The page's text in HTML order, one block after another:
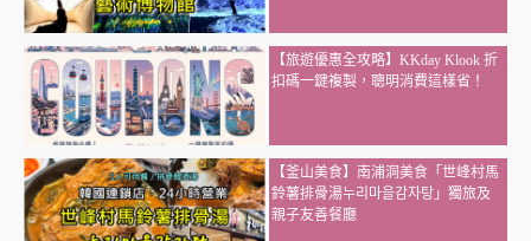
【旅遊優惠全攻略】KKday Klook 折
扣碼一鍵複製，聰明消費這樣省！
【釜山美食】南浦洞美食「世峰村馬
鈴薯排骨湯누리마을감자탕」獨旅及
親子友善餐廳